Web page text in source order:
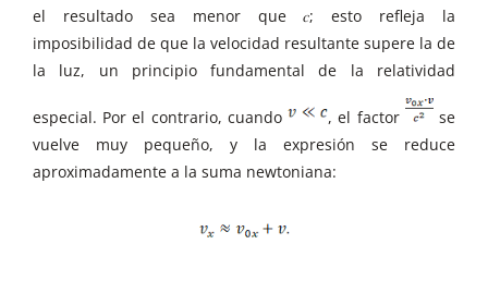
el resultado sea menor que 𝑐; esto refleja la
imposibilidad de que la velocidad resultante supere la de
la luz, un principio fundamental de la relatividad
especial. Por el contrario, cuando , el factor
se
vuelve muy pequeño, y la expresión se reduce
aproximadamente a la suma newtoniana: